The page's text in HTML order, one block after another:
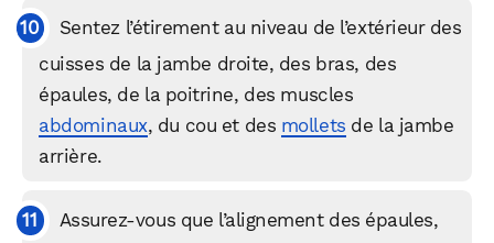
Sentez l’étirement au niveau de l’extérieur des
cuisses de la jambe droite, des bras, des
épaules, de la poitrine, des muscles
abdominaux, du cou et des mollets de la jambe
arrière.
Assurez-vous que l’alignement des épaules,